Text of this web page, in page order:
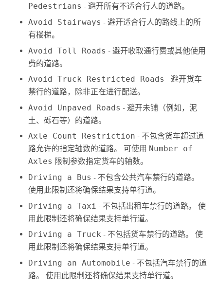
Pedestrians - 避开所有不适合行人的道路。
Avoid Stairways - 避开适合行人的路线上的所
有楼梯。
Avoid Toll Roads - 避开收取通行费或其他使用
费的道路。
Avoid Truck Restricted Roads - 避开货车
禁行的道路，除非正在进行配送。
Avoid Unpaved Roads - 避开未铺（例如，泥
土、砾石等）的道路。
Axle Count Restriction - 不包含货车超过道
路允许的指定轴数的道路。 可使用 Number of
Axles 限制参数指定货车的轴数。
Driving a Bus - 不包含公共汽车禁行的道路。
使用此限制还将确保结果支持单行道。
Driving a Taxi - 不包括出租车禁行的道路。 使
用此限制还将确保结果支持单行道。
Driving a Truck - 不包括货车禁行的道路。 使
用此限制还将确保结果支持单行道。
Driving an Automobile - 不包括汽车禁行的道
路。 使用此限制还将确保结果支持单行道。